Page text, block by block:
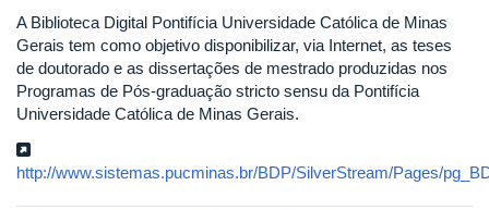
A Biblioteca Digital Pontifícia Universidade Católica de Minas
Gerais tem como objetivo disponibilizar, via Internet, as teses
de doutorado e as dissertações de mestrado produzidas nos
Programas de Pós-graduação stricto sensu da Pontifícia
Universidade Católica de Minas Gerais.
http://www.sistemas.pucminas.br/BDP/SilverStream/Pages/